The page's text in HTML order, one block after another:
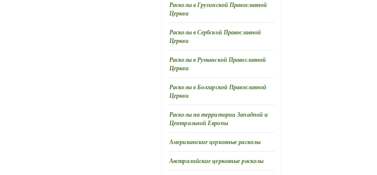
Расколы в Грузинской Православной
Церкви
Расколы в Сербской Православной
Церкви
Расколы в Румынской Православной
Церкви
Расколы в Болгарской Православной
Церкви
Расколы на территории Западной и
Центральной Европы
Американские церковные расколы
Австралийские церковные расколы